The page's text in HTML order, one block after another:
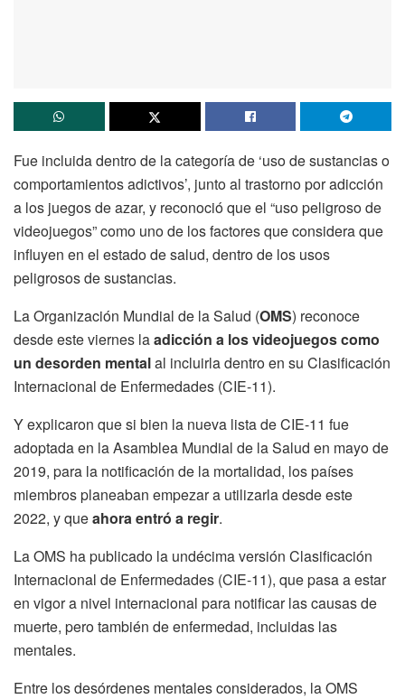
Fue incluida dentro de la categoría de ‘uso de sustancias o
comportamientos adictivos’, junto al trastorno por adicción
a los juegos de azar, y reconoció que el “uso peligroso de
videojuegos” como uno de los factores que considera que
influyen en el estado de salud, dentro de los usos
peligrosos de sustancias.
La Organización Mundial de la Salud (OMS) reconoce
desde este viernes laadicción a los videojuegos como
un desorden mentalal incluirla dentro en su Clasificación
Internacional de Enfermedades (CIE-11).
Y explicaron que si bien la nueva lista de CIE-11 fue
adoptada en la Asamblea Mundial de la Salud en mayo de
2019, para la notificación de la mortalidad, los países
miembros planeaban empezar a utilizarla desde este
2022, y queahora entró a regir.
La OMS ha publicado la undécima versión Clasificación
Internacional de Enfermedades (CIE-11), que pasa a estar
en vigor a nivel internacional para notificar las causas de
muerte, pero también de enfermedad, incluidas las
mentales.
Entre los desórdenes mentales considerados, la OMS